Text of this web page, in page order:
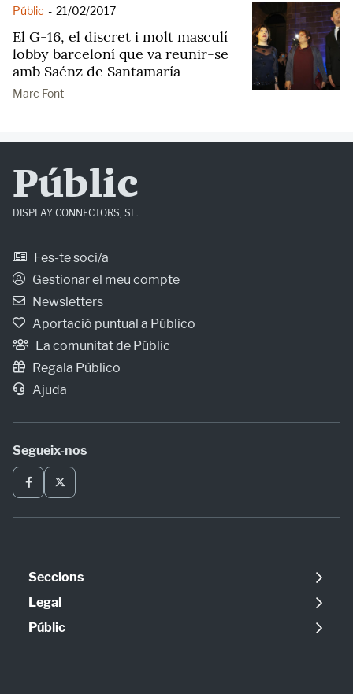
Públic - 21/02/2017
El G-16, el discret i molt masculí
lobby barceloní que va reunir-se
amb Saénz de Santamaría
Marc Font
Públic
DISPLAY CONNECTORS, SL.
Fes-te soci/a
Gestionar el meu compte
Newsletters
Aportació puntual a Público
La comunitat de Públic
Regala Público
Ajuda
Segueix-nos
Seccions
Política
Opinió
Legal
Avís legal
Públic